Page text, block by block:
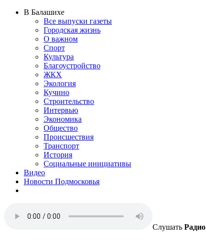
В Балашихе
Все выпуски газеты
Городская жизнь
О важном
Спорт
Культура
Благоустройство
ЖКХ
Экология
Кучино
Строительство
Интервью
Экономика
Общество
Происшествия
Транспорт
История
Социальные инициативы
Видео
Новости Подмосковья
Слушать Радио